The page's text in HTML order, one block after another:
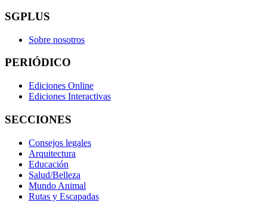
SGPLUS
Sobre nosotros
PERIÓDICO
Ediciones Online
Ediciones Interactivas
SECCIONES
Consejos legales
Arquitectura
Educación
Salud/Belleza
Mundo Animal
Rutas y Escapadas